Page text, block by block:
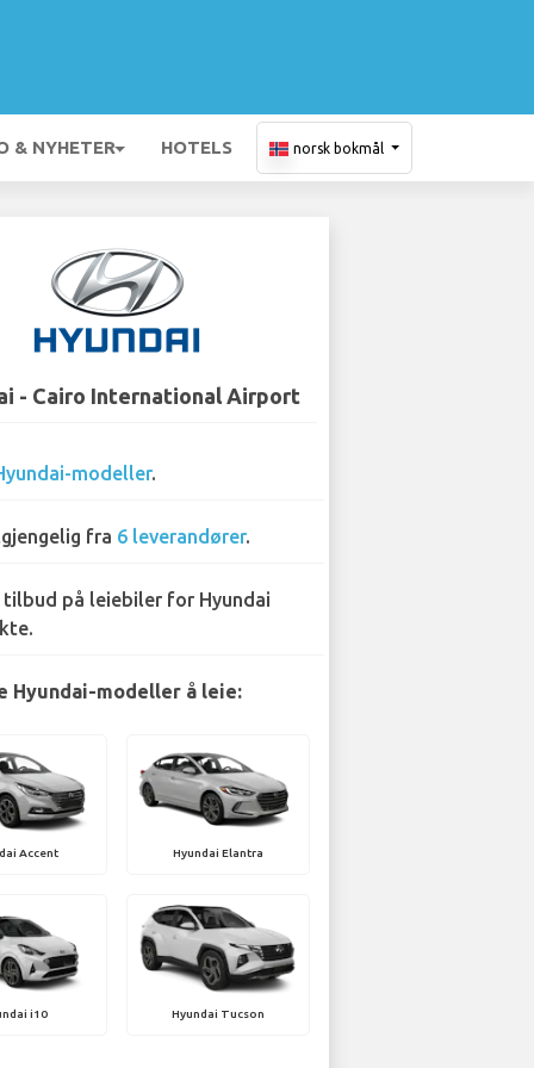
& NYHETER HOTELS norsk bokmål
- Cairo International Airport
modeller.
fra 6 leverandører.
tilbud på leiebiler for Hyundai
Hyundai-modeller å leie:
Accent Hyundai Elantra
i10 Hyundai Tucson